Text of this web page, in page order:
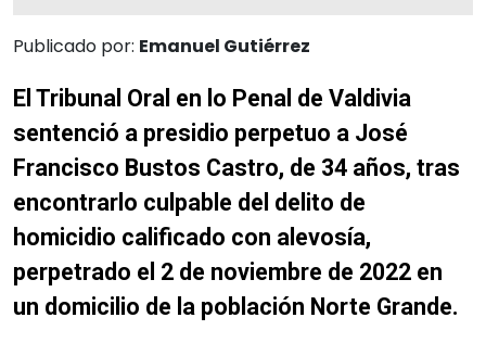
Publicado por: Emanuel Gutiérrez
El Tribunal Oral en lo Penal de Valdivia
sentenció a presidio perpetuo a José
Francisco Bustos Castro, de 34 años, tras
encontrarlo culpable del delito de
homicidio calificado con alevosía,
perpetrado el 2 de noviembre de 2022 en
un domicilio de la población Norte Grande.